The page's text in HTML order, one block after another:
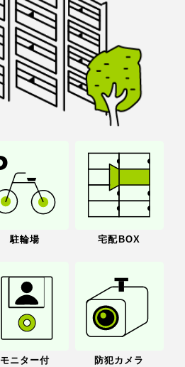
駐輪場 宅配BOX
モニター付
防犯カメラ